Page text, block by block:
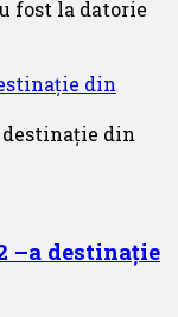
fost la datorie
din
–a destinație